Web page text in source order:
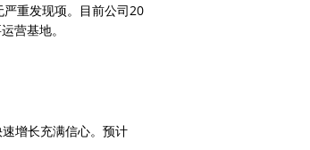
重发现项。目前公司20
营基地。
增长充满信心。预计